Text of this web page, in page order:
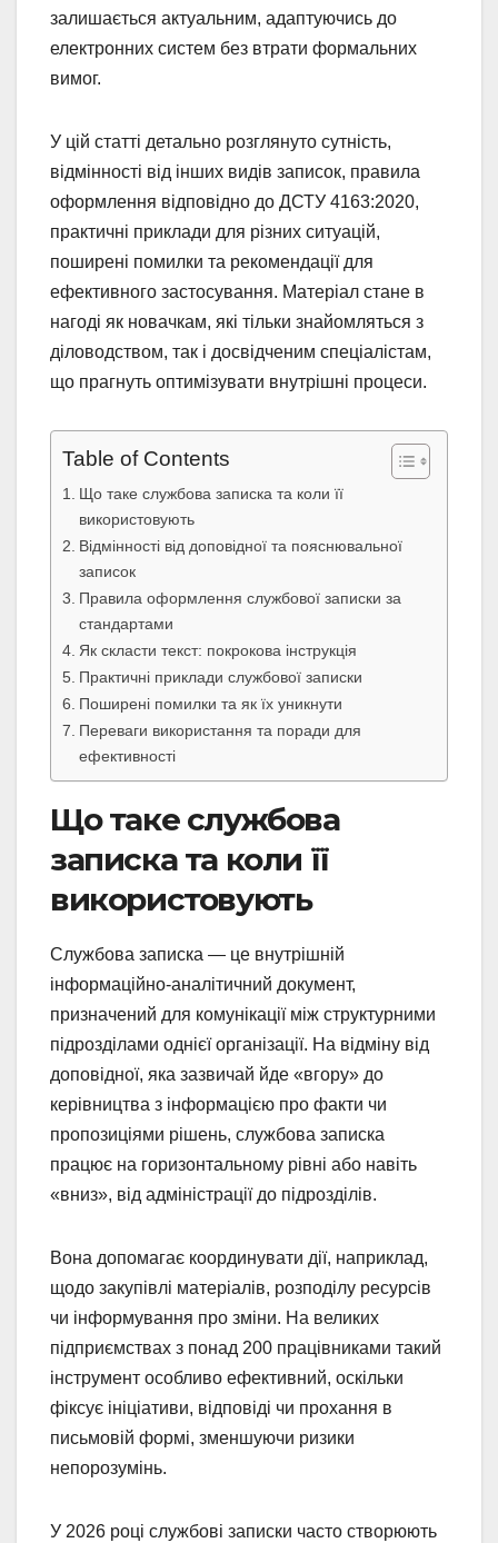
залишається актуальним, адаптуючись до
електронних систем без втрати формальних
вимог.
У цій статті детально розглянуто сутність,
відмінності від інших видів записок, правила
оформлення відповідно до ДСТУ 4163:2020,
практичні приклади для різних ситуацій,
поширені помилки та рекомендації для
ефективного застосування. Матеріал стане в
нагоді як новачкам, які тільки знайомляться з
діловодством, так і досвідченим спеціалістам,
що прагнуть оптимізувати внутрішні процеси.
Table of Contents
Що таке службова записка та коли її
використовують
Відмінності від доповідної та пояснювальної
записок
Правила оформлення службової записки за
стандартами
Як скласти текст: покрокова інструкція
Практичні приклади службової записки
Поширені помилки та як їх уникнути
Переваги використання та поради для
ефективності
Що таке службова
записка та коли її
використовують
Службова записка — це внутрішній
інформаційно-аналітичний документ,
призначений для комунікації між структурними
підрозділами однієї організації. На відміну від
доповідної, яка зазвичай йде «вгору» до
керівництва з інформацією про факти чи
пропозиціями рішень, службова записка
працює на горизонтальному рівні або навіть
«вниз», від адміністрації до підрозділів.
Вона допомагає координувати дії, наприклад,
щодо закупівлі матеріалів, розподілу ресурсів
чи інформування про зміни. На великих
підприємствах з понад 200 працівниками такий
інструмент особливо ефективний, оскільки
фіксує ініціативи, відповіді чи прохання в
письмовій формі, зменшуючи ризики
непорозумінь.
У 2026 році службові записки часто створюють